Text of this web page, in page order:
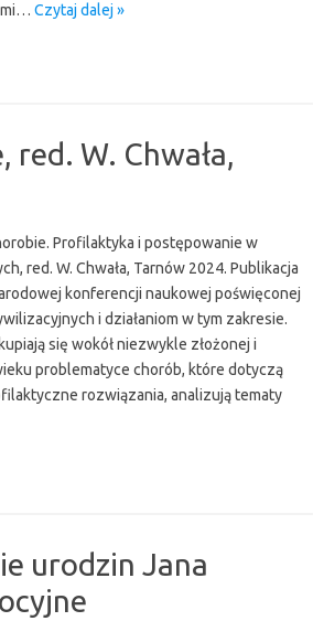
Czytaj dalej »
red. W. Chwała,
Profilaktyka i postępowanie w
red. W. Chwała, Tarnów 2024. Publikacja
konferencji naukowej poświęconej
i działaniom w tym zakresie.
się wokół niezwykle złożonej i
problematyce chorób, które dotyczą
rozwiązania, analizują tematy
urodzin Jana